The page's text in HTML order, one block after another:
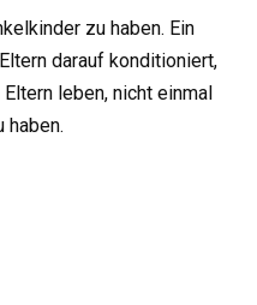
zu haben. Ein
darauf konditioniert,
leben, nicht einmal
haben.